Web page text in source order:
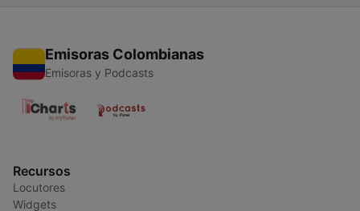
Emisoras Colombianas
Emisoras y Podcasts
Recursos
Locutores
Widgets